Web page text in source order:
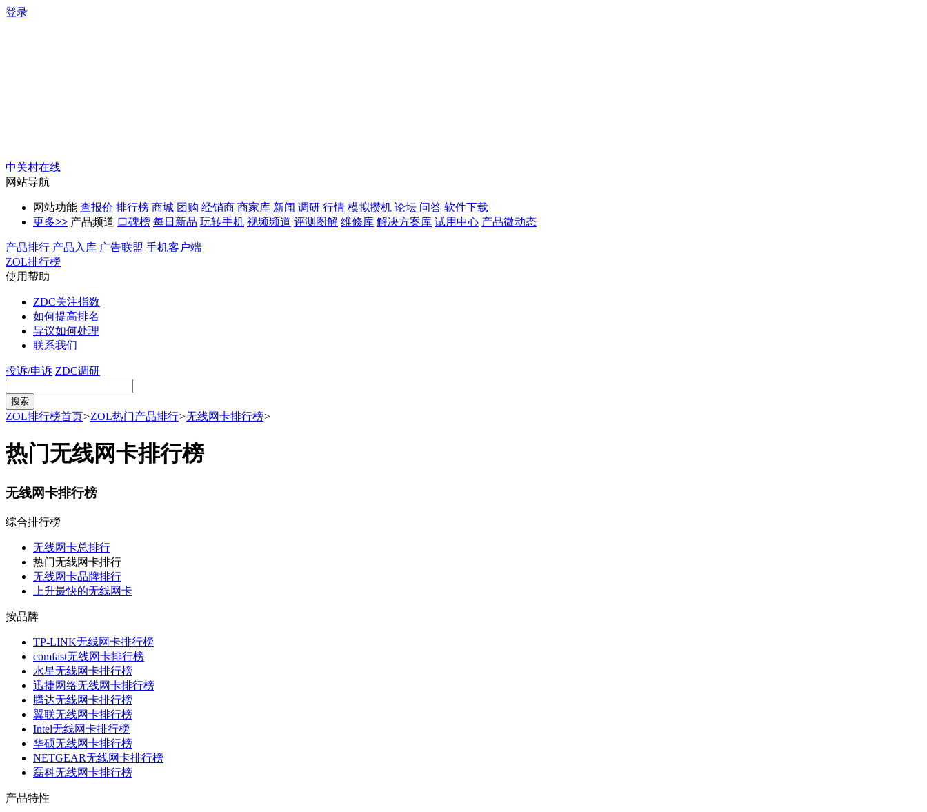
登录
中关村在线
网站导航
网站功能 查报价 排行榜 商城 团购 经销商 商家库 新闻 调研 行情 模拟攒机 论坛 问答 软件下载
更多>> 产品频道 口碑榜 每日新品 玩转手机 视频频道 评测图解 维修库 解决方案库 试用中心 产品微动态
产品排行 产品入库 广告联盟 手机客户端
ZOL排行榜
使用帮助
ZDC关注指数
如何提高排名
异议如何处理
联系我们
投诉/申诉 ZDC调研
ZOL排行榜首页>ZOL热门产品排行>无线网卡排行榜>
热门无线网卡排行榜
无线网卡排行榜
综合排行榜
无线网卡总排行
热门无线网卡排行
无线网卡品牌排行
上升最快的无线网卡
按品牌
TP-LINK无线网卡排行榜
comfast无线网卡排行榜
水星无线网卡排行榜
迅捷网络无线网卡排行榜
腾达无线网卡排行榜
翼联无线网卡排行榜
Intel无线网卡排行榜
华硕无线网卡排行榜
NETGEAR无线网卡排行榜
磊科无线网卡排行榜
产品特性